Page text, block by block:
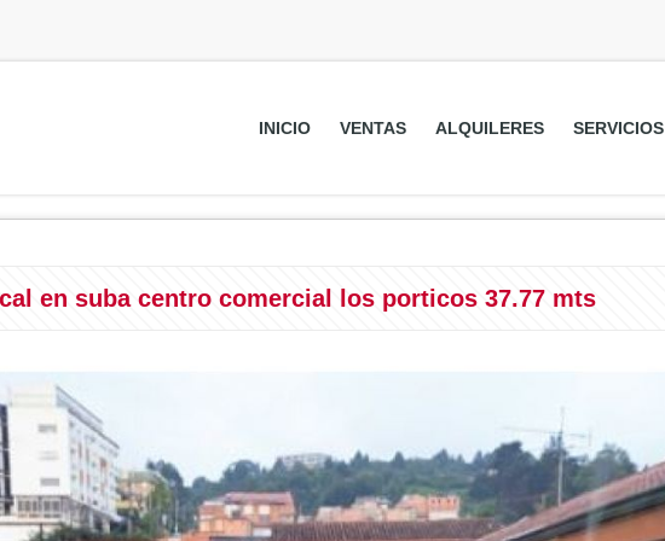
INICIO VENTAS ALQUILERES SERVICIOS
en suba centro comercial los porticos 37.77 mts